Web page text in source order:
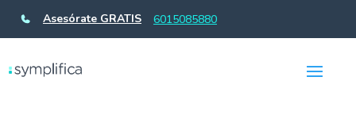
Asesórate GRATIS 6015085880